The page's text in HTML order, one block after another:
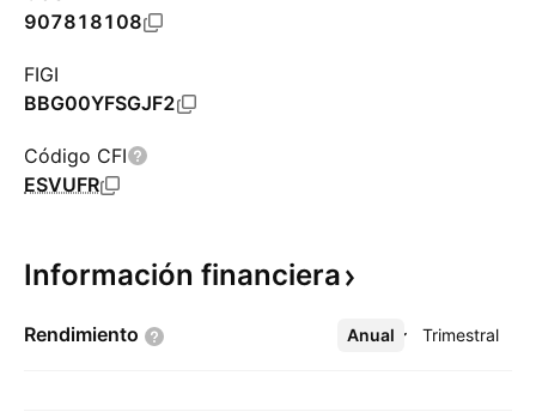
907818108
FIGI
BBG00YFSGJF2
Código CFI
ESVUFR
Información financiera
Rendimiento Anual Trimestral
Más